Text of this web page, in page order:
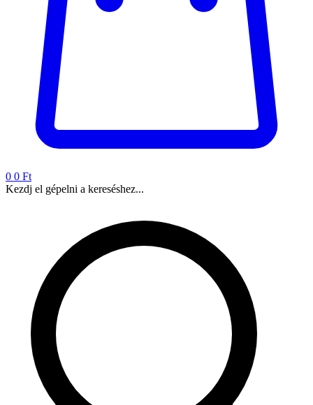
0 0 Ft
Kezdj el gépelni a kereséshez...